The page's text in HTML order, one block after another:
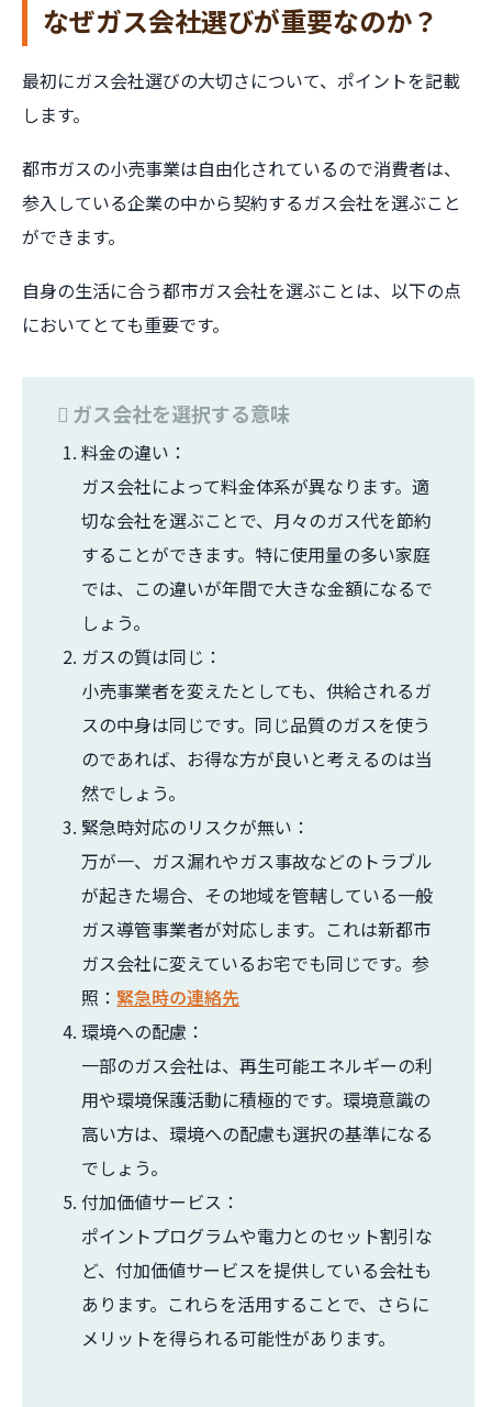
なぜガス会社選びが重要なのか？
最初にガス会社選びの大切さについて、ポイントを記載
します。
都市ガスの小売事業は自由化されているので消費者は、
参入している企業の中から契約するガス会社を選ぶこと
ができます。
自身の生活に合う都市ガス会社を選ぶことは、以下の点
においてとても重要です。
ガス会社を選択する意味
料金の違い：
ガス会社によって料金体系が異なります。適
切な会社を選ぶことで、月々のガス代を節約
することができます。特に使用量の多い家庭
では、この違いが年間で大きな金額になるで
しょう。
ガスの質は同じ：
小売事業者を変えたとしても、供給されるガ
スの中身は同じです。同じ品質のガスを使う
のであれば、お得な方が良いと考えるのは当
然でしょう。
緊急時対応のリスクが無い：
万が一、ガス漏れやガス事故などのトラブル
が起きた場合、その地域を管轄している一般
ガス導管事業者が対応します。これは新都市
ガス会社に変えているお宅でも同じです。参
照： 緊急時の連絡先
環境への配慮：
一部のガス会社は、再生可能エネルギーの利
用や環境保護活動に積極的です。環境意識の
高い方は、環境への配慮も選択の基準になる
でしょう。
付加価値サービス：
ポイントプログラムや電力とのセット割引な
ど、付加価値サービスを提供している会社も
あります。これらを活用することで、さらに
メリットを得られる可能性があります。